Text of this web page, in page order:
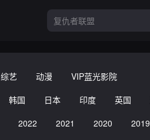
综艺 动漫
VIP蓝光影院
韩国 日本 印度 英国
2022 2021 2020 2019